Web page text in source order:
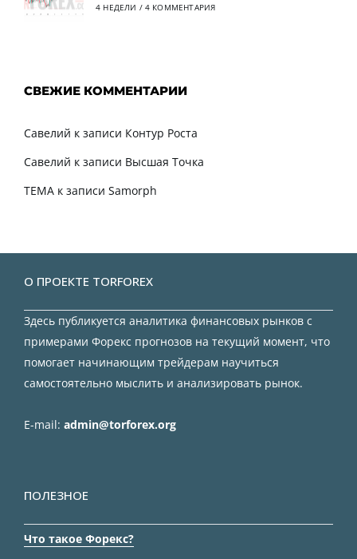
4 НЕДЕЛИ / 4 КОММЕНТАРИЯ
СВЕЖИЕ КОММЕНТАРИИ
Савелий к записи Контур Роста
Савелий к записи Высшая Точка
TEMA к записи Samorph
О ПРОЕКТЕ TORFOREX
Здесь публикуется аналитика финансовых рынков с
примерами Форекс прогнозов на текущий момент, что
помогает начинающим трейдерам научиться
самостоятельно мыслить и анализировать рынок.
E-mail: admin@torforex.org
ПОЛЕЗНОЕ
Что такое Форекс?